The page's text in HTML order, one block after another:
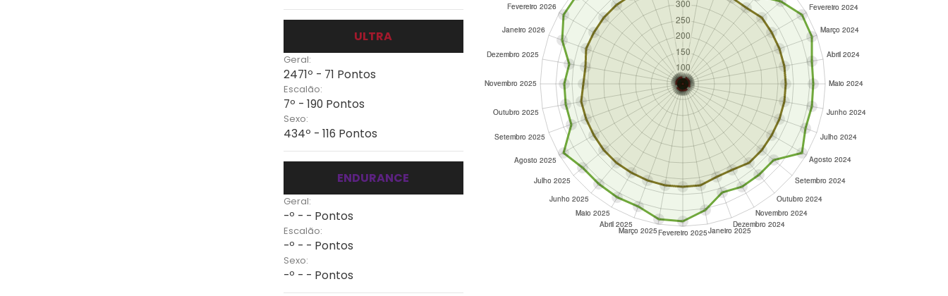
ULTRA
Geral:
2471º - 71 Pontos
Escalão:
7º - 190 Pontos
Sexo:
434º - 116 Pontos
ENDURANCE
Geral:
-º - - Pontos
Escalão:
-º - - Pontos
Sexo:
-º - - Pontos